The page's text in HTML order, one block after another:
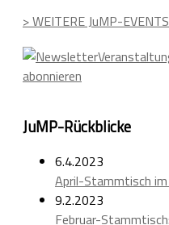
> WEITERE JuMP-
abonnieren
JuMP-Rückblicke
6.4.2023
April-Stammtisch
9.2.2023
Februar-